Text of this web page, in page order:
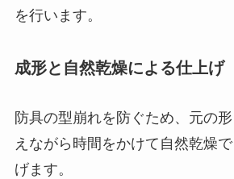
を行います。
成形と自然乾燥による仕上げ
防具の型崩れを防ぐため、元の
えながら時間をかけて自然乾燥
げます。